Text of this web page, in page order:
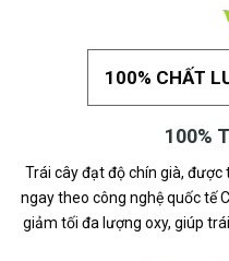
100% CHẤT
100%
Trái cây đạt độ chín già, được
ngay theo công nghệ quốc tế
giảm tối đa lượng oxy, giúp